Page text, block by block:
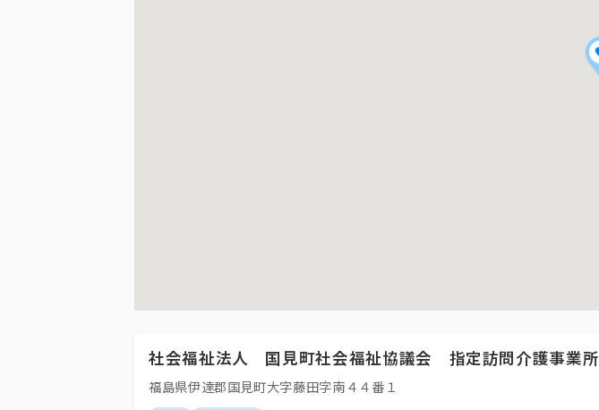
社会福祉法人 国見町社会福祉協議会 指定訪問介護事業所
福島県伊達郡国見町大字藤田字南４４番１